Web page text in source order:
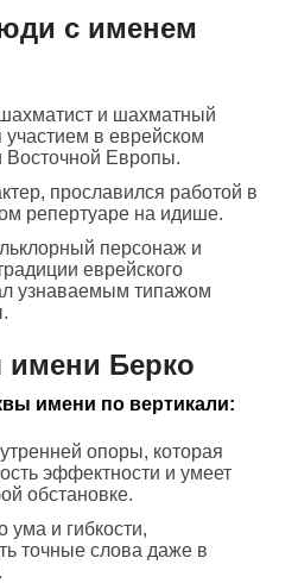
с именем
и шахматный
участием в еврейском
Европы.
прославился работой в
репертуаре на идише.
персонаж и
еврейского
узнаваемым типажом
имени Берко
имени по вертикали:
опоры, которая
эффектности и умеет
обстановке.
ума и гибкости,
точные слова даже в